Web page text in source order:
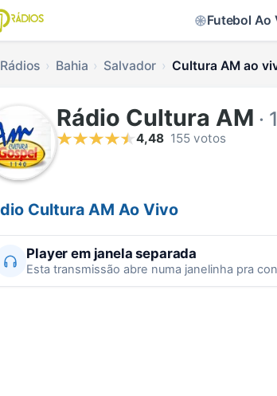
Futebol Ao
Bahia Salvador Cultura AM ao
Rádio Cultura AM ·
4,48 155 votos
Cultura AM Ao Vivo
Player em janela separada
Esta transmissão abre numa janelinha pra